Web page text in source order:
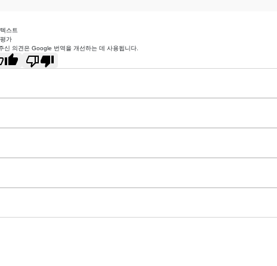
스트
가
신 의견은 Google 번역을 개선하는 데 사용됩니다.